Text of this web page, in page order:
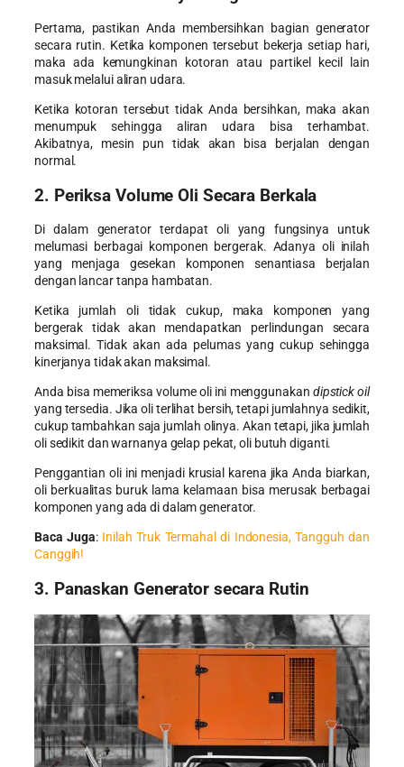
Pertama, pastikan Anda membersihkan bagian generator
secara rutin. Ketika komponen tersebut bekerja setiap hari,
maka ada kemungkinan kotoran atau partikel kecil lain
masuk melalui aliran udara.
Ketika kotoran tersebut tidak Anda bersihkan, maka akan
menumpuk sehingga aliran udara bisa terhambat.
Akibatnya, mesin pun tidak akan bisa berjalan dengan
normal.
2. Periksa Volume Oli Secara Berkala
Di dalam generator terdapat oli yang fungsinya untuk
melumasi berbagai komponen bergerak. Adanya oli inilah
yang menjaga gesekan komponen senantiasa berjalan
dengan lancar tanpa hambatan.
Ketika jumlah oli tidak cukup, maka komponen yang
bergerak tidak akan mendapatkan perlindungan secara
maksimal. Tidak akan ada pelumas yang cukup sehingga
kinerjanya tidak akan maksimal.
Anda bisa memeriksa volume oli ini menggunakan dipstick oil
yang tersedia. Jika oli terlihat bersih, tetapi jumlahnya sedikit,
cukup tambahkan saja jumlah olinya. Akan tetapi, jika jumlah
oli sedikit dan warnanya gelap pekat, oli butuh diganti.
Penggantian oli ini menjadi krusial karena jika Anda biarkan,
oli berkualitas buruk lama kelamaan bisa merusak berbagai
komponen yang ada di dalam generator.
Baca Juga: Inilah Truk Termahal di Indonesia, Tangguh dan
Canggih!
3. Panaskan Generator secara Rutin